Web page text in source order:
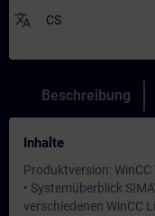
translate CS
Beschreibung
Inhalte
Produktversion:
• Systemüberblick
verschiedenen WinCC